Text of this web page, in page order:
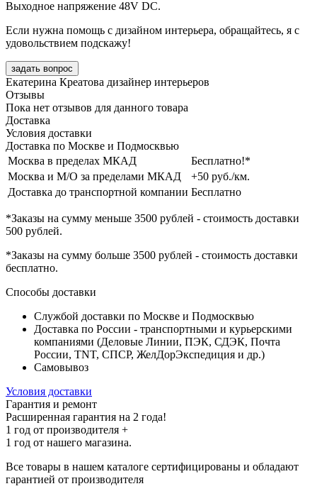
Выходное напряжение 48V DC.
Если нужна помощь с дизайном интерьера, обращайтесь, я с
удовольствием подскажу!
задать вопрос
Екатерина Креатова дизайнер интерьеров
Отзывы
Пока нет отзывов для данного товара
Доставка
Условия доставки
Доставка по Москве и Подмосквью
Москва в пределах МКАД
Бесплатно!*
Москва и М/О за пределами МКАД
+50 руб./км.
Доставка до транспортной компании Бесплатно
*Заказы на сумму меньше 3500 рублей - стоимость доставки
500 рублей.
*Заказы на сумму больше 3500 рублей - стоимость доставки
бесплатно.
Способы доставки
Службой доставки по Москве и Подмосквью
Доставка по России - транспортными и курьерскими
компаниями (Деловые Линии, ПЭК, СДЭК, Почта
России, TNT, СПСР, ЖелДорЭкспедиция и др.)
Самовывоз
Условия доставки
Гарантия и ремонт
Расширенная гарантия на 2 года!
1 год от производителя +
1 год от нашего магазина.
Все товары в нашем каталоге сертифицированы и обладают
гарантией от производителя